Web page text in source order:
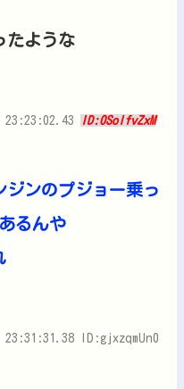
たような
ID:0SolfvZxM
ジンのプジョー乗っ
るんや
ID:gjxzqmUn0